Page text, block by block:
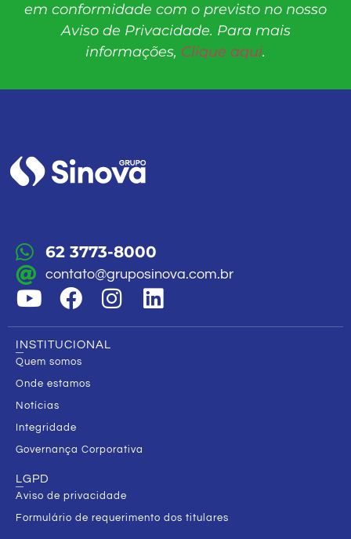
em conformidade com o previsto no nosso
Aviso de Privacidade. Para mais
informações, Clique aqui.
62 3773-8000
contato@gruposinova.com.br
INSTITUCIONAL
Quem somos
Onde estamos
Notícias
Integridade
Governança Corporativa
LGPD
Aviso de privacidade
Formulário de requerimento dos titulares